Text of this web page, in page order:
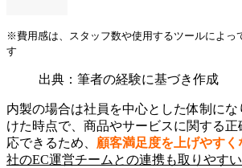
※費用感は、スタッフ数や使用するツールによっ
す
出典：筆者の経験に基づき作成
内製の場合は社員を中心とした体制に
けた時点で、商品やサービスに関する
応できるため、 顧客満足度を上げやすく
社のEC運営チームとの連携も取りやす